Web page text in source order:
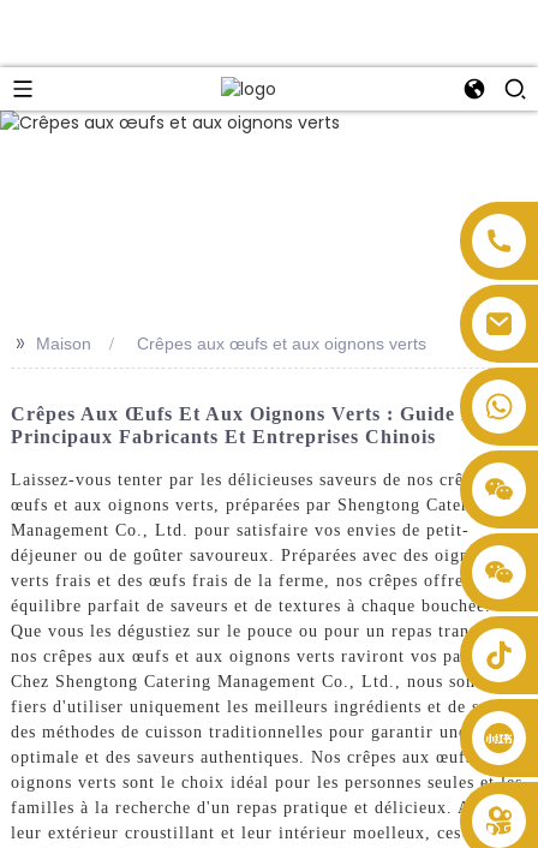
+86 8619946512999
>> Maison Crêpes aux œufs et aux oignons verts
Crêpes Aux Œufs Et Aux Oignons Verts : Guide Des
Principaux Fabricants Et Entreprises Chinois
Laissez-vous tenter par les délicieuses saveurs de nos crêpes aux
œufs et aux oignons verts, préparées par Shengtong Catering
Management Co., Ltd. pour satisfaire vos envies de petit-
déjeuner ou de goûter savoureux. Préparées avec des oignons
verts frais et des œufs frais de la ferme, nos crêpes offrent un
équilibre parfait de saveurs et de textures à chaque bouchée.
Que vous les dégustiez sur le pouce ou pour un repas tranquille,
nos crêpes aux œufs et aux oignons verts raviront vos papilles.
Chez Shengtong Catering Management Co., Ltd., nous sommes
fiers d'utiliser uniquement les meilleurs ingrédients et de suivre
des méthodes de cuisson traditionnelles pour garantir une qualité
optimale et des saveurs authentiques. Nos crêpes aux œufs et aux
oignons verts sont le choix idéal pour les personnes seules et les
familles à la recherche d'un repas pratique et délicieux. Avec
leur extérieur croustillant et leur intérieur moelleux, ces crêpes